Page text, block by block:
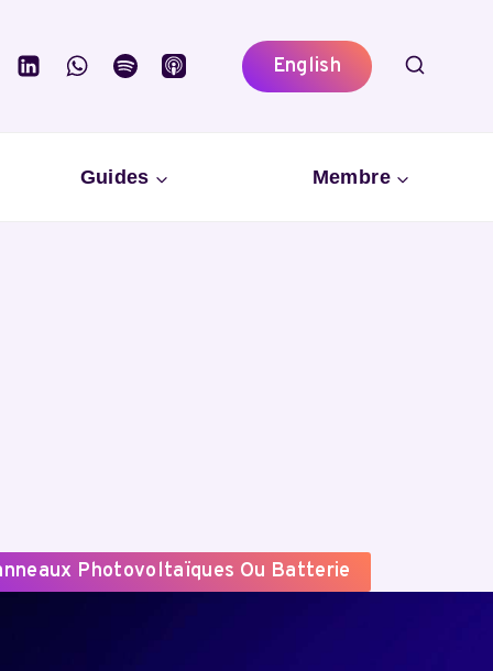
English
Guides Membre
Photovoltaïques Ou Batterie